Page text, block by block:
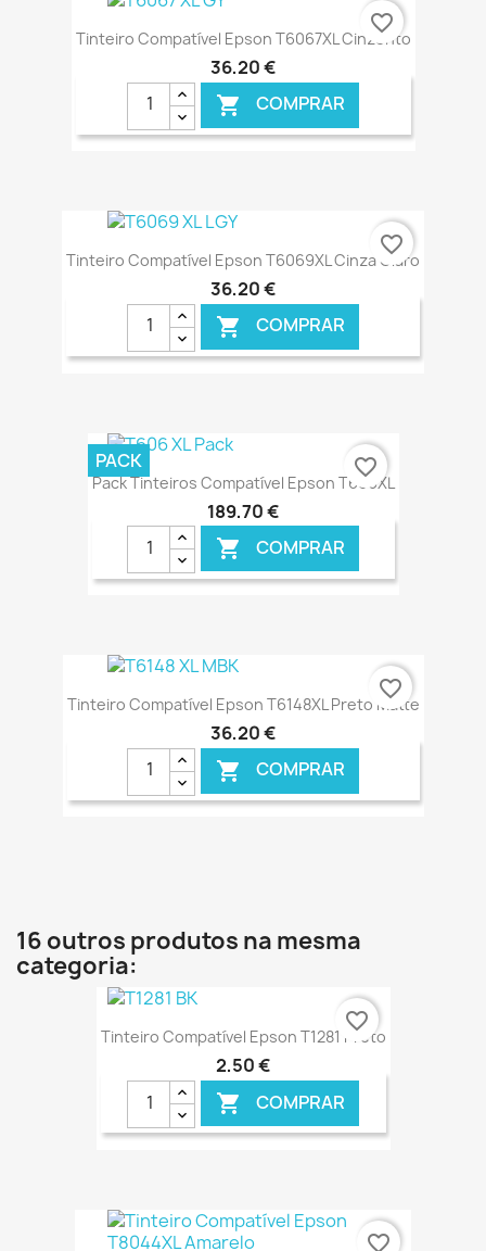
€ ONLINE
Tinteiro Compatível Epson T6067XL Cinzento
36,20 €
 COMPRAR
€ ONLINE
favorite_border
Tinteiro Compatível Epson T6069XL Cinza Claro
36,20 €
 COMPRAR
€ ONLINE
favorite_border
Pack Tinteiros Compatível Epson T606XL
189,70 €
 COMPRAR
€ ONLINE
PACK favorite_border
Tinteiro Compatível Epson T6148XL Preto Matte
36,20 €
 COMPRAR
favorite_border
16 outros produtos na mesma
categoria:
Tinteiro Compatível Epson T1281 Preto
2,50 €
 COMPRAR
€ ONLINE
favorite_border
favorite_border